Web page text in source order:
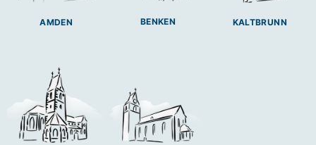
AMDEN BENKEN KALTBRUNN